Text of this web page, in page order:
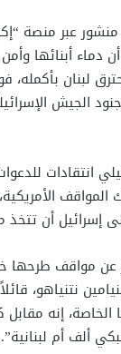
عبر منصة
دماء أبنائها
لبنان بأكمله،
الجيش
انتقادات
إسرائيل أن تتخذ
مواقف طرحها
نتنياهو،
الخاصة، إنه
ألف أم لبنانية”.